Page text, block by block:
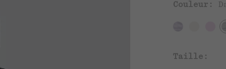
Couleur:
Taille: